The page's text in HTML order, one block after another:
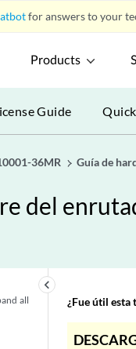
for answers to your
Products
Guide
36MR Guía de
del
keyboard_arrow_left
all ¿Fue útil esta